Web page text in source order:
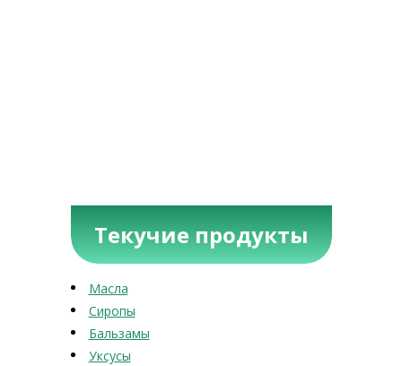
Текучие продукты
Масла
Сиропы
Бальзамы
Уксусы